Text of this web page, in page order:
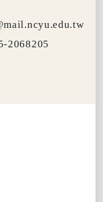
2068205